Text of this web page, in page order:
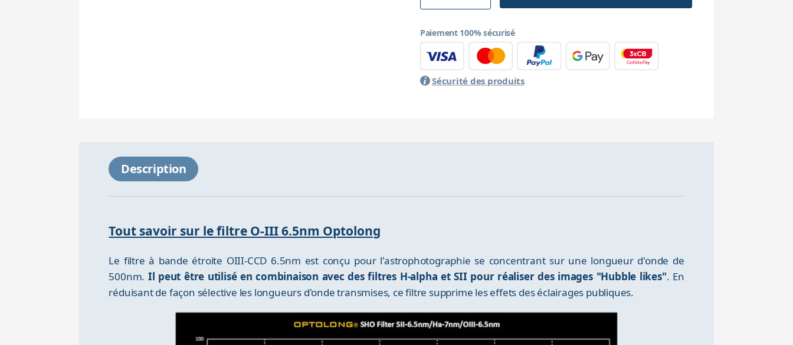
Paiement 100% sécurisé
Sécurité des produits
Description
Tout savoir sur le filtre O-III 6.5nm Optolong
Le filtre à bande étroite OIII-CCD 6.5nm est conçu pour l'astrophotographie se concentrant sur une longueur d'onde de
500nm. Il peut être utilisé en combinaison avec des filtres H-alpha et SII pour réaliser des images "Hubble likes". En
réduisant de façon sélective les longueurs d'onde transmises, ce filtre supprime les effets des éclairages publiques.